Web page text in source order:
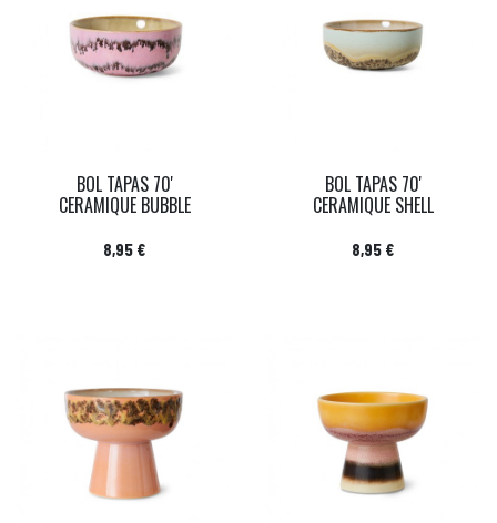
BOL TAPAS 70'
CERAMIQUE BUBBLE
Prix
8,95 €
BOL TAPAS 70'
CERAMIQUE SHELL
Prix
8,95 €